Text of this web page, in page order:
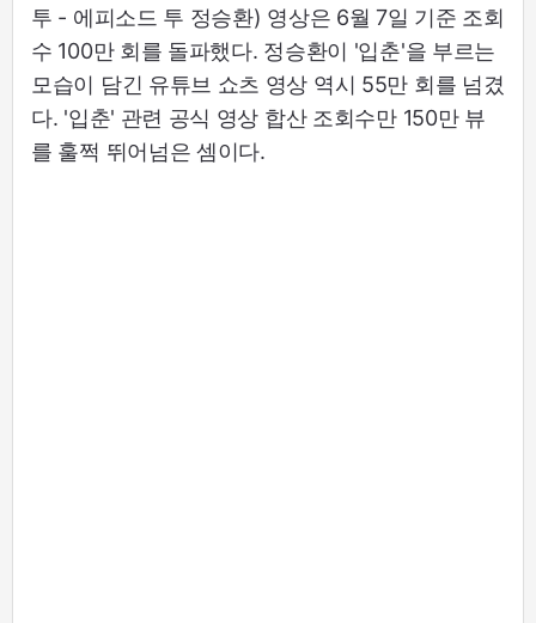
투 - 에피소드 투 정승환) 영상은 6월 7일 기준 조회
수 100만 회를 돌파했다. 정승환이 '입춘'을 부르는
모습이 담긴 유튜브 쇼츠 영상 역시 55만 회를 넘겼
다. '입춘' 관련 공식 영상 합산 조회수만 150만 뷰
를 훌쩍 뛰어넘은 셈이다.